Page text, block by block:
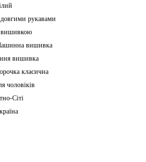
рукавами
вишивка
вишивка
класична
чоловіків
Сіті